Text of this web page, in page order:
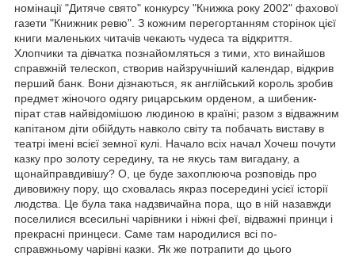
номінації "Дитяче свято" конкурсу "Книжка року 2002" фахової
газети "Книжник ревю". З кожним перегортанням сторінок цієї
книги маленьких читачів чекають чудеса та відкриття.
Хлопчики та дівчатка познайомляться з тими, хто винайшов
справжній телескоп, створив найзручніший календар, відкрив
перший банк. Вони дізнаються, як англійський король зробив
предмет жіночого одягу рицарським орденом, а шибеник-
пірат став найвідомішою людиною в країні; разом з відважним
капітаном діти обійдуть навколо світу та побачать виставу в
театрі імені всієї земної кулі. Начало всіх начал Хочеш почути
казку про золоту середину, та не якусь там вигадану, а
щонайправдивішу? О, це буде захоплююча розповідь про
дивовижну пору, що сховалась якраз посередині усієї історії
людства. Це була така надзвичайна пора, що в ній назавжди
поселилися всесильні чарівники і ніжні феї, відважні принци і
прекрасні принцеси. Саме там народилися всі по-
справжньому чарівні казки. Як же потрапити до цього